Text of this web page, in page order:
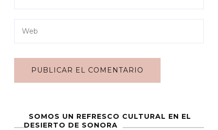
SOMOS UN REFRESCO CULTURAL EN EL
DESIERTO DE SONORA